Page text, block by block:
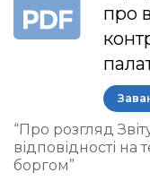
про
“Про розгляд
відповідності
боргом”